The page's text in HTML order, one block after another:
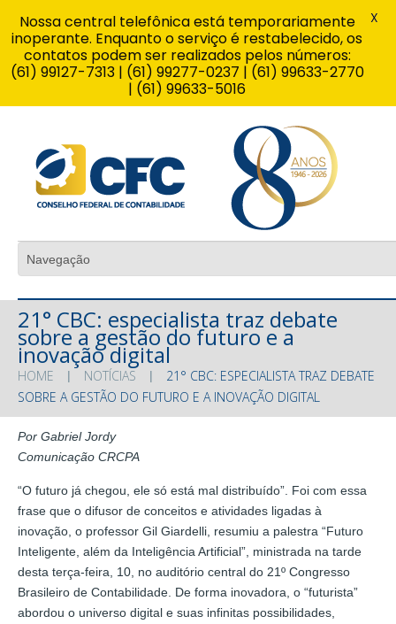
21° CBC: especialista traz debate
sobre a gestão do futuro e a
inovação digital
HOME NOTÍCIAS
21° CBC: ESPECIALISTA TRAZ DEBATE
SOBRE A GESTÃO DO FUTURO E A INOVAÇÃO DIGITAL
Por Gabriel Jordy
Comunicação CRCPA
“O futuro já chegou, ele só está mal distribuído”. Foi com essa
frase que o difusor de conceitos e atividades ligadas à
inovação, o professor Gil Giardelli, resumiu a palestra “Futuro
Inteligente, além da Inteligência Artificial”, ministrada na tarde
desta terça-feira, 10, no auditório central do 21º Congresso
Brasileiro de Contabilidade. De forma inovadora, o “futurista”
abordou o universo digital e suas infinitas possibilidades,
Nossa central telefônica está temporariamente
inoperante. Enquanto o serviço é restabelecido, os
contatos podem ser realizados pelos números:
(61) 99127-7313 | (61) 99277-0237 | (61) 99633-2770
| (61) 99633-5016
X